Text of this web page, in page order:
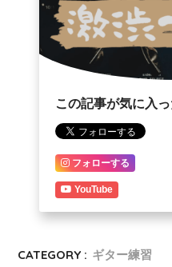
この記事が気に入
フォローする
YouTube
CATEGORY : ギター練習